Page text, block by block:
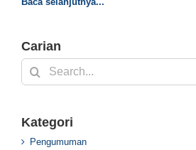
Carian
Search
for:
Kategori
Pengumuman